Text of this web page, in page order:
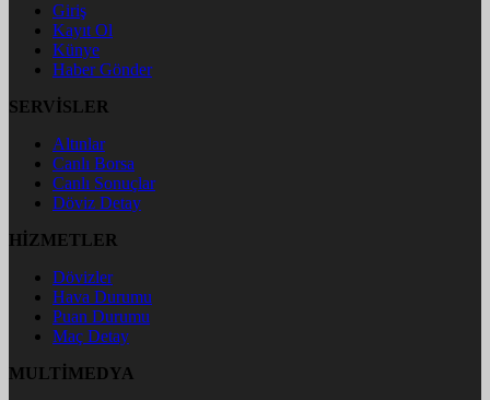
Giriş
Kayıt Ol
Künye
Haber Gönder
SERVİSLER
Altınlar
Canlı Borsa
Canlı Sonuçlar
Döviz Detay
HİZMETLER
Dövizler
Hava Durumu
Puan Durumu
Maç Detay
MULTİMEDYA